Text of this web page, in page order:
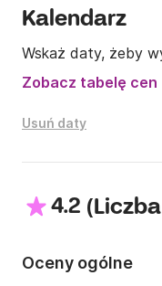
końcowe jest
pojazdów nie jest
o każdej porze,
dokonaniu
Lokalizacja:
między Lubeką i
dla łodzi
Kalendarz
Wskaż daty, żeby
Zobacz tabelę cen
Usuń daty
4.2 (
Oceny ogólne